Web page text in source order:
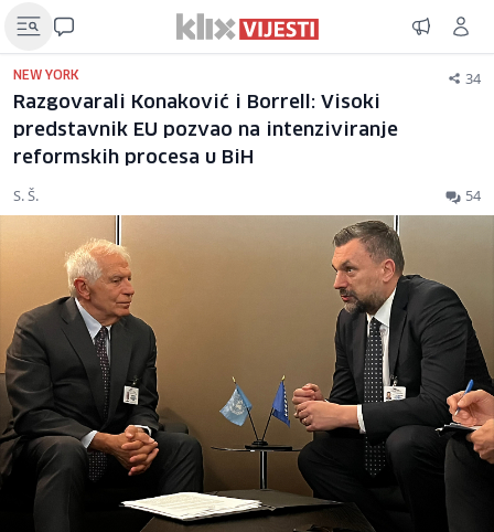
NEW YORK 34
Razgovarali Konaković i Borrell: Visoki
predstavnik EU pozvao na intenziviranje
reformskih procesa u BiH
S. Š. 54